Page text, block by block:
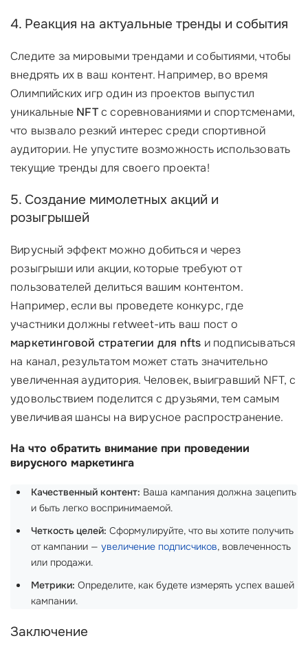
4. Реакция на актуальные тренды и события
Следите за мировыми трендами и событиями, чтобы
внедрять их в ваш контент. Например, во время
Олимпийских игр один из проектов выпустил
уникальные NFTс соревнованиями и спортсменами,
что вызвало резкий интерес среди спортивной
аудитории. Не упустите возможность использовать
текущие тренды для своего проекта!
5. Создание мимолетных акций и
розыгрышей
Вирусный эффект можно добиться и через
розыгрыши или акции, которые требуют от
пользователей делиться вашим контентом.
Например, если вы проведете конкурс, где
участники должны retweet-ить ваш пост о
маркетинговой стратегии для nfts и подписываться
на канал, результатом может стать значительно
увеличенная аудитория. Человек, выигравший NFT, с
удовольствием поделится с друзьями, тем самым
увеличивая шансы на вирусное распространение.
На что обратить внимание при проведении
вирусного маркетинга
Качественный контент: Ваша кампания должна зацепить
и быть легко воспринимаемой.
Четкость целей: Сформулируйте, что вы хотите получить
от кампании — увеличение подписчиков, вовлеченность
или продажи.
Метрики: Определите, как будете измерять успех вашей
кампании.
Заключение